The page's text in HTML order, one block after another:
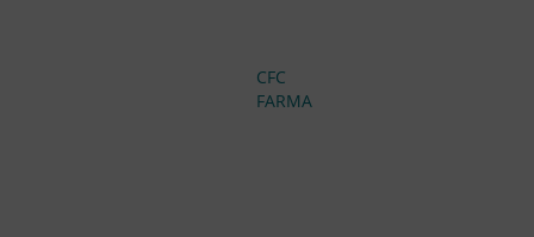
CFC
FARMA